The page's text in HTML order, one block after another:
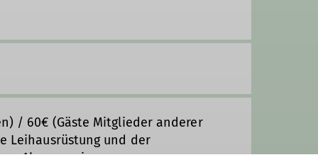
/ 60€ (Gäste Mitglieder anderer
Leihausrüstung und der
Alpenvereins.